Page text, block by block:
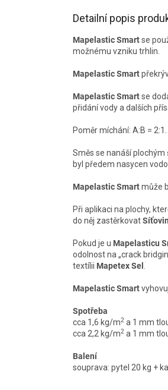
Detailní popis
Mapelastic Smartse
možnému vzniku trhlin.
Mapelastic Smart
Mapelastic Smartse
přidání vody a dalších
Poměr míchání: A:B = 2:1.
Směs se nanáší
byl předem nasycen
Mapelastic Smartmůže
Při aplikaci na plochy,
do něj zastěrkovat
Pokud je u Mapelasticu
odolnost na „crack
textílii Mapetex Sel
Mapelastic Smart
Spotřeba
cca 1,6 kg/m2 a 1 mm
cca 2,2 kg/m2 a 1 mm
Balení
souprava: pytel 20 kg +